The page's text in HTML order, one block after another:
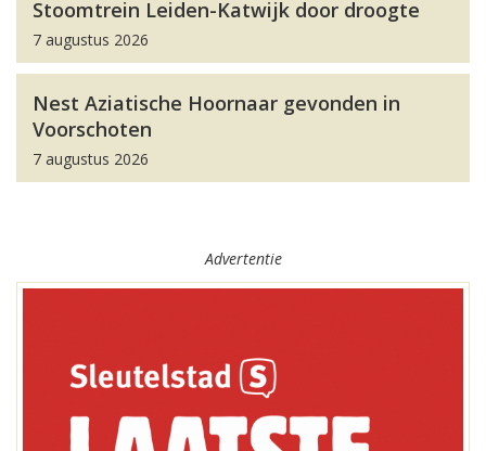
Stoomtrein Leiden-Katwijk door droogte
7 augustus 2026
Nest Aziatische Hoornaar gevonden in
Voorschoten
7 augustus 2026
Advertentie